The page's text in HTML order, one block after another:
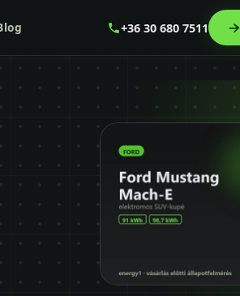
+36 30 680 7511